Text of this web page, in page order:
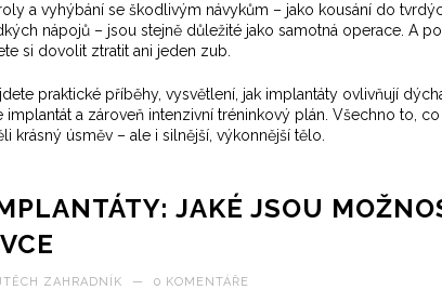
a vyhýbání se škodlivým návykům – jako kousání do
nápojů – jsou stejně důležité jako samotná operace. A
si dovolit ztratit ani jeden zub.
praktické příběhy, vysvětlení, jak implantáty ovlivňují
implantát a zároveň intenzivní tréninkový plán. Všechno to,
krásný úsměv – ale i silnější, výkonnější tělo.
JAKÉ JSOU
ZAHRADNÍK — 0 KOMENTÁŘE